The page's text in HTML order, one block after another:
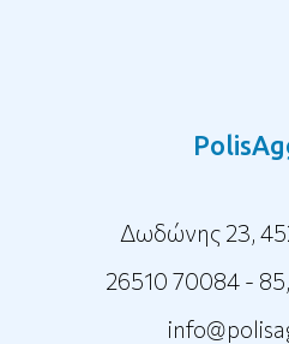
Δωδώνης 23,
26510 70084 - 85